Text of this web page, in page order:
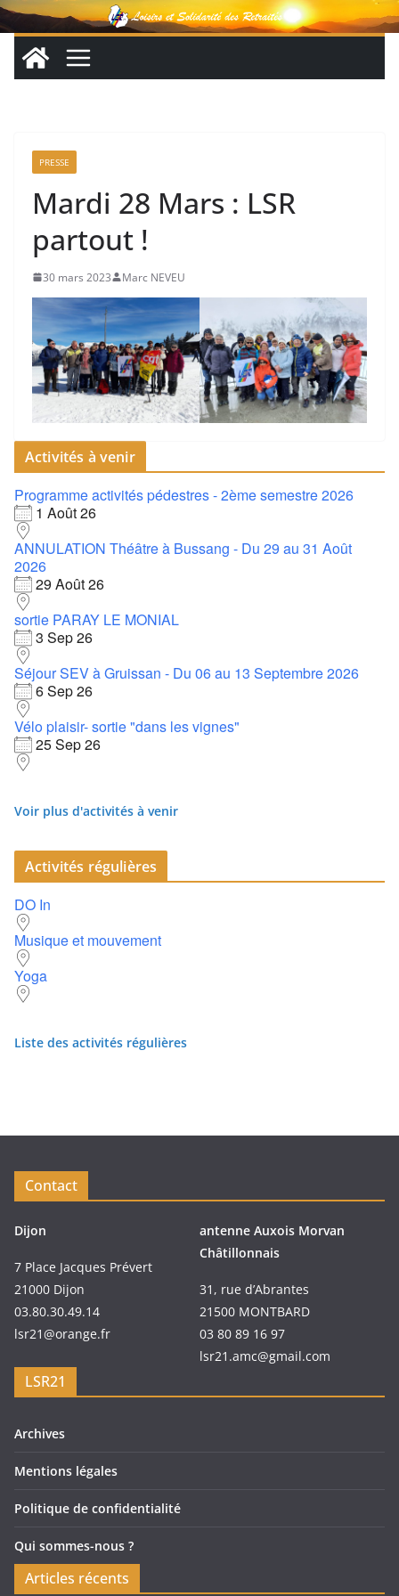
Passer
au
contenu
PRESSE
Mardi 28 Mars : LSR
partout !
30 mars 2023 Marc NEVEU
Activités à venir
Programme activités pédestres - 2ème semestre 2026
1 Août 26
ANNULATION Théâtre à Bussang - Du 29 au 31 Août
2026
29 Août 26
sortie PARAY LE MONIAL
3 Sep 26
Séjour SEV à Gruissan - Du 06 au 13 Septembre 2026
6 Sep 26
Vélo plaisir- sortie "dans les vignes"
25 Sep 26
Voir plus d'activités à venir
Activités régulières
DO In
Musique et mouvement
Yoga
Liste des activités régulières
Contact
Dijon
7 Place Jacques Prévert
21000 Dijon
03.80.30.49.14
lsr21@orange.fr
antenne Auxois Morvan
Châtillonnais
31, rue d’Abrantes
21500 MONTBARD
03 80 89 16 97
lsr21.amc@gmail.com
LSR21
Archives
Mentions légales
Politique de confidentialité
Qui sommes-nous ?
Articles récents